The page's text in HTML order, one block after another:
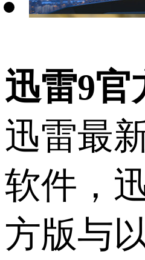
迅雷9官
迅雷最
软件，
方版与